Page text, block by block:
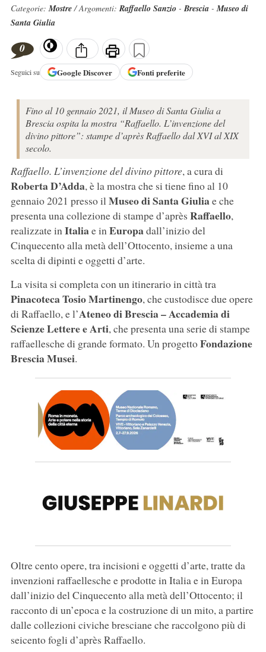
Categorie:Mostre/ Argomenti:Raffaello Sanzio -Brescia-Museo di
Santa Giulia
0
Seguici su GoogleDiscover Fonti preferite
Fino al 10 gennaio 2021, il Museo di Santa Giulia a
Brescia ospita la mostra “Raffaello. L’invenzione del
divino pittore”: stampe d’après Raffaello dal XVI al XIX
secolo.
Raffaello. L’invenzione del divino pittore, a cura di
Roberta D’Adda, è la mostra che si tiene fino al 10
gennaio 2021 presso ilMuseo di Santa Giuliae che
presenta una collezione di stampe d’après Raffaello,
realizzate inItaliae inEuropadall’inizio del
Cinquecento alla metà dell’Ottocento, insieme a una
scelta di dipinti e oggetti d’arte.
La visita si completa con un itinerario in città tra
Pinacoteca Tosio Martinengo, che custodisce due opere
di Raffaello, e l’Ateneo di Brescia– Accademia di
Scienze Lettere e Arti, che presenta una serie di stampe
raffaellesche di grande formato. Un progettoFondazione
Brescia Musei.
Oltre cento opere, tra incisioni e oggetti d’arte, tratte da
invenzioni raffaellesche e prodotte in Italia e in Europa
dall’inizio del Cinquecento alla metà dell’Ottocento; il
racconto di un’epoca e la costruzione di un mito, a partire
dalle collezioni civiche bresciane che raccolgono più di
seicento fogli d’après Raffaello.